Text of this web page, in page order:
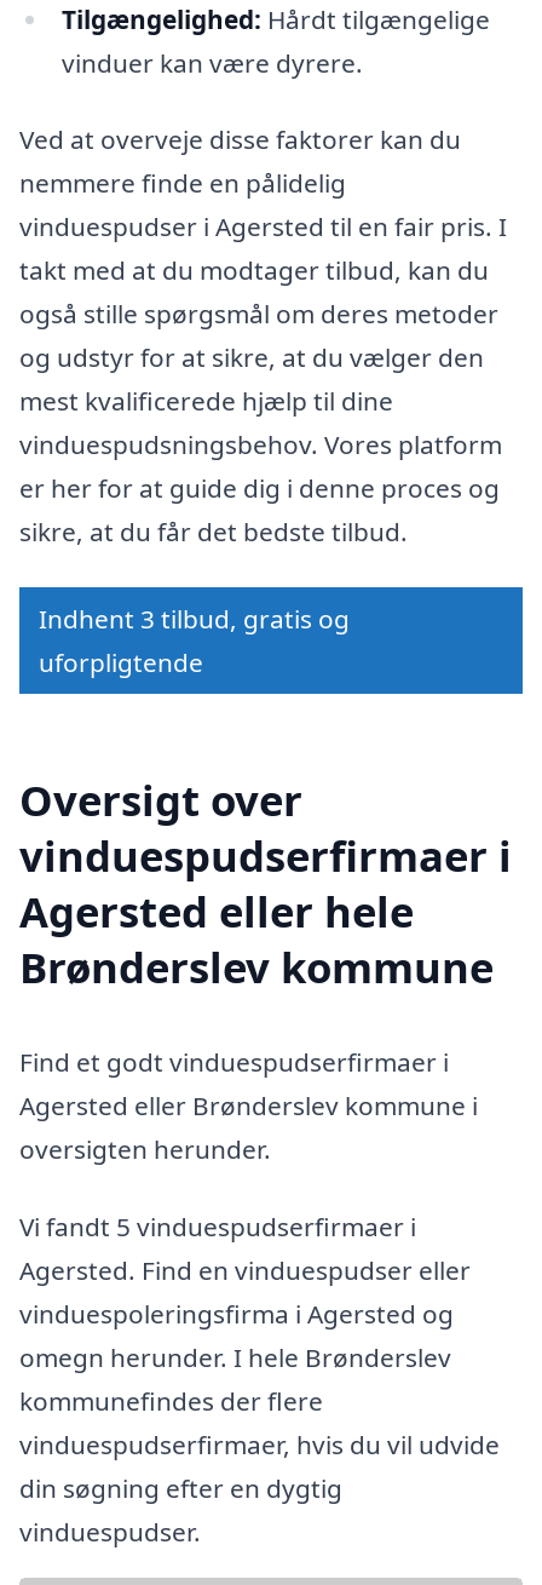
Tilgængelighed: Hårdt tilgængelige
vinduer kan være dyrere.
Ved at overveje disse faktorer kan du
nemmere finde en pålidelig
vinduespudser i Agersted til en fair pris. I
takt med at du modtager tilbud, kan du
også stille spørgsmål om deres metoder
og udstyr for at sikre, at du vælger den
mest kvalificerede hjælp til dine
vinduespudsningsbehov. Vores platform
er her for at guide dig i denne proces og
sikre, at du får det bedste tilbud.
Indhent 3 tilbud, gratis og
uforpligtende
Oversigt over
vinduespudserfirmaer i
Agersted eller hele
Brønderslev kommune
Find et godt vinduespudserfirmaer i
Agersted eller Brønderslev kommune i
oversigten herunder.
Vi fandt 5 vinduespudserfirmaer i
Agersted. Find en vinduespudser eller
vinduespoleringsfirma i Agersted og
omegn herunder. I hele Brønderslev
kommunefindes der flere
vinduespudserfirmaer, hvis du vil udvide
din søgning efter en dygtig
vinduespudser.